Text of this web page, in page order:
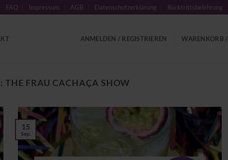
FAQ Impressum AGB Datenschutzerklärung Rücktrittsbelehrung
ANMELDEN / REGISTRIEREN WARENKORB /
THE FRAU CACHAÇA SHOW
15
Sep.